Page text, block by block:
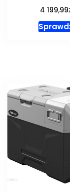
4 199,99